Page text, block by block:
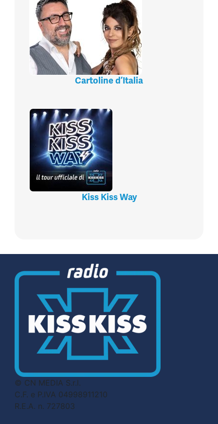
Cartoline d’Italia
Kiss Kiss Way
© CN MEDIA S.r.l.
C.F. e P.IVA 04998911210
R.E.A. n. 727803